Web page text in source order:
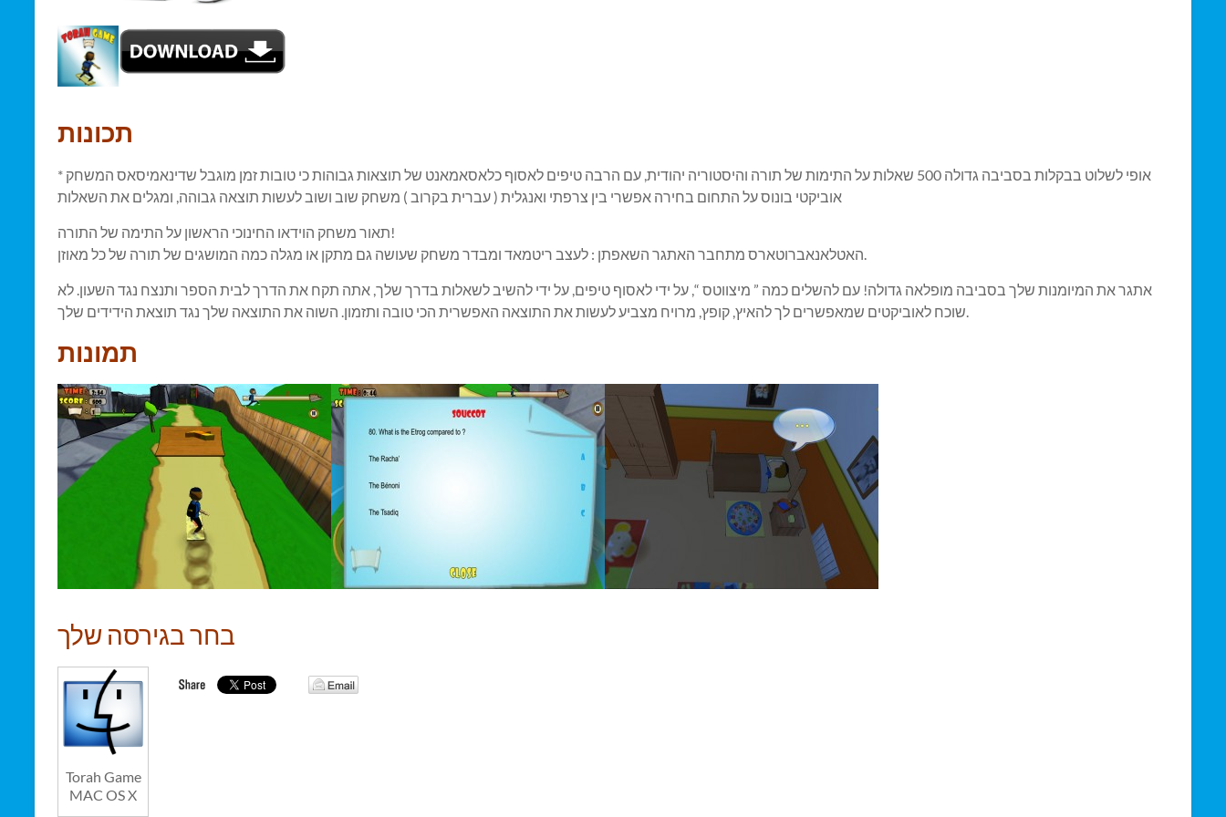
תכונות
* אופי לשלוט בבקלות בסביבה גדולה 500 שאלות על התימות של תורה והיסטוריה יהודית, עם הרבה טיפים לאסוף כלאסאמאנט של תוצאות גבוהות כי טובות זמן מוגבל שדינאמיסאס המשחק
אוביקטי בונוס על התחום בחירה אפשרי בין צרפתי ואנגלית ( עברית בקרוב ) משחק שוב ושוב לעשות תוצאה גבוהה, ומגלים את השאלות
תאור משחק הוידאו החינוכי הראשון על התימה של התורה!
אתגר את המיומנות שלך בסביבה מופלאה גדולה! עם להשלים כמה ” מיצווטס “, על ידי לאסוף טיפים, על ידי להשיב לשאלות בדרך שלך, אתה תקח את הדרך לבית הספר ותנצח נגד השעון. לא
תמונות
בחר בגירסה שלך
Torah Game
MAC OS X